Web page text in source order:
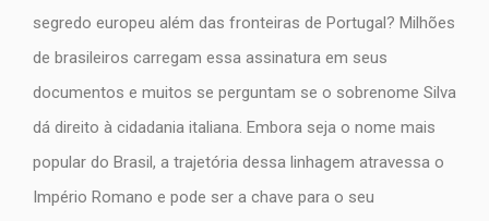
segredo europeu além das fronteiras de Portugal? Milhões
de brasileiros carregam essa assinatura em seus
documentos e muitos se perguntam se o sobrenome Silva
dá direito à cidadania italiana. Embora seja o nome mais
popular do Brasil, a trajetória dessa linhagem atravessa o
Império Romano e pode ser a chave para o seu